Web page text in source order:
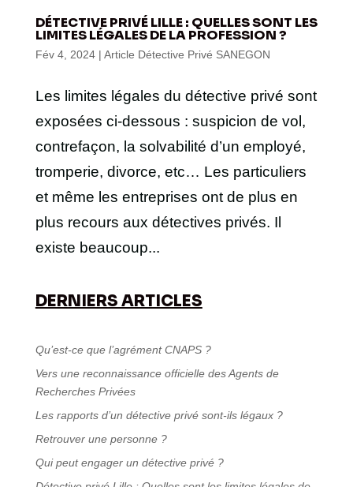
DÉTECTIVE PRIVÉ LILLE : QUELLES SONT LES
LIMITES LÉGALES DE LA PROFESSION ?
Fév 4, 2024| Article Détective Privé SANEGON
Les limites légales du détective privé sont
exposées ci-dessous : suspicion de vol,
contrefaçon, la solvabilité d’un employé,
tromperie, divorce, etc… Les particuliers
et même les entreprises ont de plus en
plus recours aux détectives privés. Il
existe beaucoup...
DERNIERS ARTICLES
Qu’est-ce que l’agrément CNAPS ?
Vers une reconnaissance officielle des Agents de
Recherches Privées
Les rapports d’un détective privé sont-ils légaux ?
Retrouver une personne ?
Qui peut engager un détective privé ?